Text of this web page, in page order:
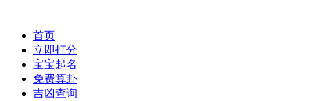
首页
立即打分
宝宝起名
免费算卦
吉凶查询